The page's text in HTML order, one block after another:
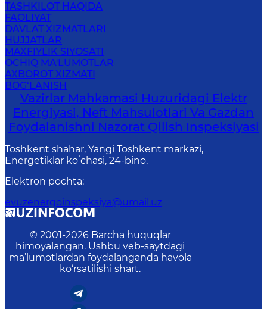
TASHKILOT HAQIDA
FAOLIYAT
DAVLAT XIZMATLARI
HUJJATLAR
MAXFIYLIK SIYOSATI
OCHIQ MA'LUMOTLAR
AXBOROT XIZMATI
BOG‘LANISH
Vazirlar Mahkamasi Huzuridagi Elektr
Energiyasi, Neft Mahsulotlari Va Gazdan
Foydalanishni Nazorat Qilish Inspeksiyasi
Toshkent shahar, Yangi Toshkent markazi,
Energetiklar koʻchasi, 24-bino.
Elektron pochta:
evuzenergoinspeksiya@umail.uz
© 2001-2026 Barcha huquqlar
himoyalangan. Ushbu veb-saytdagi
ma’lumotlardan foydalanganda havola
ko‘rsatilishi shart.